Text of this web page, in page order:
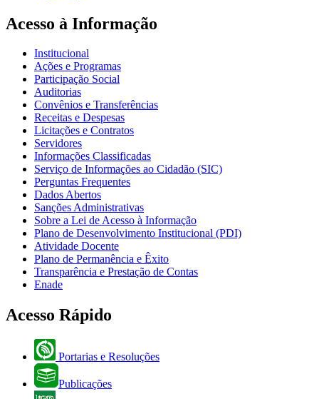
Acesso à Informação
Institucional
Ações e Programas
Participação Social
Auditorias
Convênios e Transferências
Receitas e Despesas
Licitações e Contratos
Servidores
Informações Classificadas
Serviço de Informações ao Cidadão (SIC)
Perguntas Frequentes
Dados Abertos
Sanções Administrativas
Sobre a Lei de Acesso à Informação
Plano de Desenvolvimento Institucional (PDI)
Atividade Docente
Plano de Permanência e Êxito
Transparência e Prestação de Contas
Enade
Acesso Rápido
Portarias e Resoluções
Publicações